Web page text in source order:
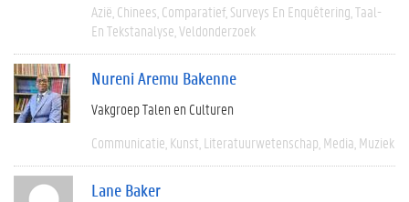
Azië Chinees Comparatief Surveys En Enquêtering Taal-
En Tekstanalyse Veldonderzoek
Nureni Aremu Bakenne
Vakgroep Talen en Culturen
Communicatie Kunst Literatuurwetenschap Media Muziek
Lane Baker